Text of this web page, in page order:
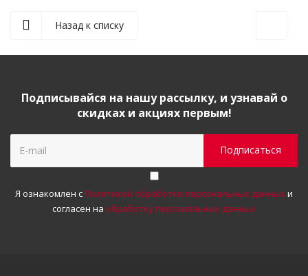
Назад к списку
Подписывайся на нашу рассылку, и узнавай о
скидках и акциях первым!
Я ознакомлен с Политикой обработки персональных данных и
согласен на обработку персональных данных